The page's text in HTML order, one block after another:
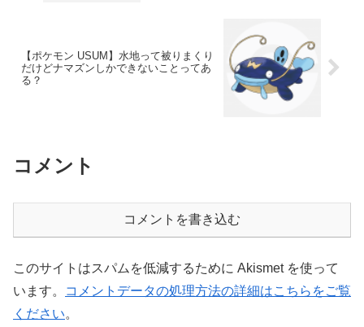
【ポケモン USUM】水地って被りまくり
だけどナマズンしかできないことってあ
る？
コメント
コメントを書き込む
このサイトはスパムを低減するために Akismet を使って
います。
コメントデータの処理方法の詳細はこちらをご覧
ください。